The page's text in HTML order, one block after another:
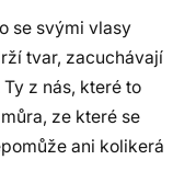
se svými vlasy
tvar, zacuchávají
z nás, které to
ze které se
ani kolikerá